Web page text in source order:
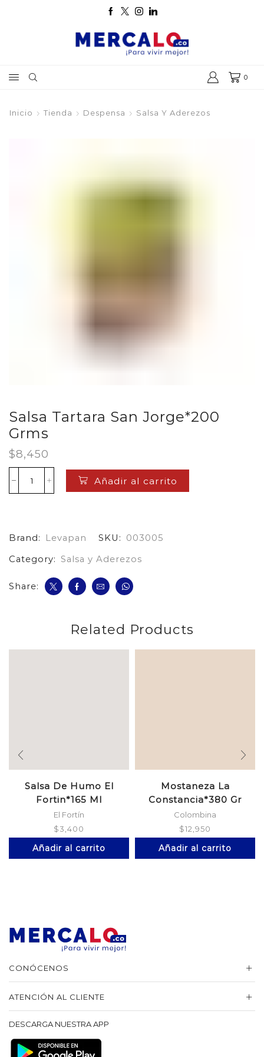
0
Inicio Tienda Despensa Salsa Y Aderezos
Salsa Tartara San Jorge*200
Grms
$8,450
Salsa
Tartara
cantidad
Añadir al carrito
Brand: Levapan SKU:
003005
Category: Salsa y Aderezos
Share:
Related Products
Salsa De Humo El
Fortin*165 Ml
El Fortín
$3,400
Añadir al carrito
Mostaneza La
Constancia*380 Gr
Doypack
Colombina
$12,950
Añadir al carrito
CONÓCENOS
ATENCIÓN AL CLIENTE
DESCARGA NUESTRA APP